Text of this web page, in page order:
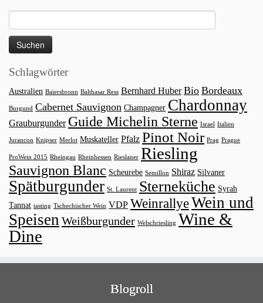
nach:
Schlagwörter
Australien Baiersbronn Balthasar Ress Bernhard Huber Bio Bordeaux
Burgund Cabernet Sauvignon Champagner Chardonnay
Grauburgunder Guide Michelin Sterne Israel Italien
Jurancon Knipser Merlot Muskateller Pfalz Pinot Noir Prag Prague
ProWein 2015 Rheingau Rheinhessen Rieslaner Riesling
Sauvignon Blanc Scheurebe Semillon Shiraz Silvaner
Spätburgunder St. Laurent Sterneküche Syrah
Tannat tasting Tschechischer Wein VDP WeinrallyeWein und
Speisen Weißburgunder Welschriesling Wine &
Dine
Blogroll